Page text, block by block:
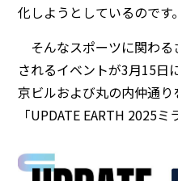
化しようとしているのです。
そんなスポーツに関わる
されるイベントが3月15日
京ビルおよび丸の内仲通
「UPDATE EARTH 2025ミ